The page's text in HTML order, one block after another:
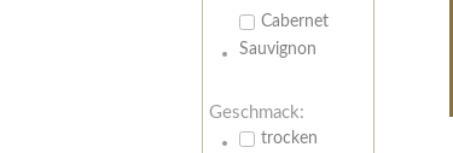
Cabernet
Sauvignon
Geschmack:
trocken